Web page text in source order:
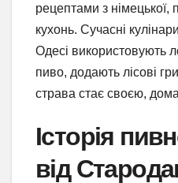
рецептами з німецької,
кухонь. Сучасні
Одесі використовують
пиво, додають лісові
страва стає своєю,
Історія
від